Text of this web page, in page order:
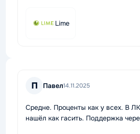
Lime
П Павел14.11.2025
Средне. Проценты как у всех. В
нашёл как гасить. Поддержка